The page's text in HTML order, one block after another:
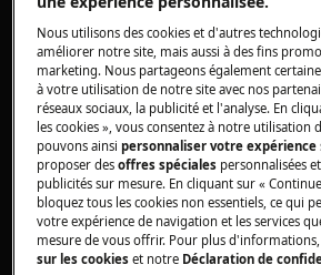
accessoires peuvent être
gratuitement dans les 14 jours
livraison à l'aide du label de
que vous trouverez dans la
Attention! Si vous n'utilisez pas
retour, vous devez supporter
frais de retour.
Sur le formulaire de retour, que
avec le produit, vous pouvez
motif que vous avez reçu le
Nous utilisons des cookies et d'autres
améliorer notre site, mais aussi à des fins
marketing. Nous partageons également
à votre utilisation de notre site avec nos
réseaux sociaux, la publicité et l'analyse. En
les cookies », vous consentez à notre utilisation
pouvons ainsipersonnaliser votre expérience
proposer desoffres spéciales personnalisées
publicités sur mesure. En cliquant sur «
bloquez tous les cookies non essentiels, ce qui
votre expérience de navigation et les services
mesure de vous offrir. Pour plus
sur les cookies et notre Déclaration de